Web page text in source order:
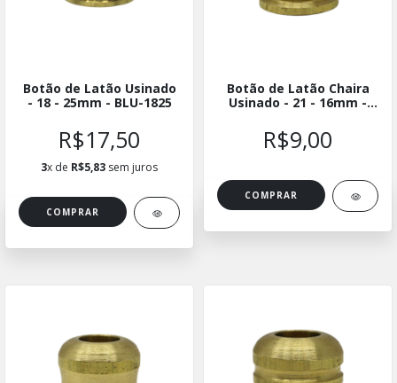
Botão de Latão Usinado
- 18 - 25mm - BLU-1825
R$17,50
3x de R$5,83 sem juros
Botão de Latão Chaira
Usinado - 21 - 16mm -
R$9,00